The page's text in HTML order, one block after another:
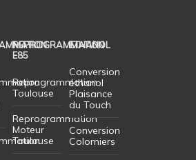
REPROGRAMMATION
E85
Reprogrammation
Toulouse
Reprogrammation
Moteur
Toulouse
ETHANOL
Conversion
éthanol
Plaisance
du Touch
Conversion
Colomiers